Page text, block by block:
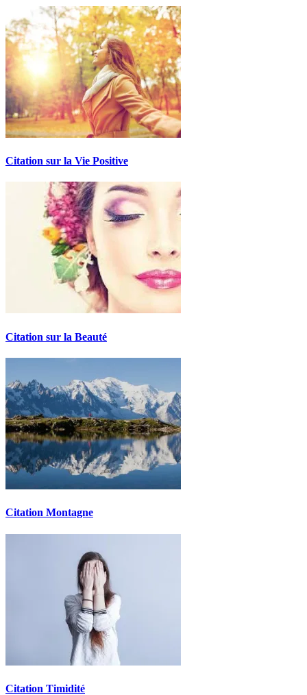
Citation sur la Vie Positive
Citation sur la Beauté
Citation Montagne
Citation Timidité